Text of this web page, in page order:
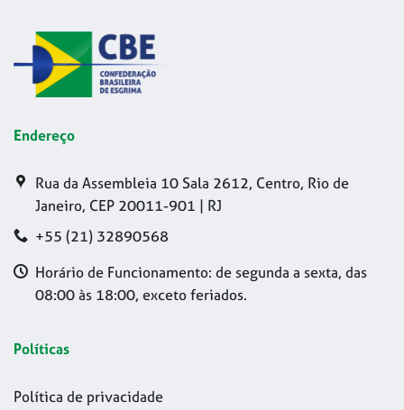
Endereço
Rua da Assembleia 10 Sala 2612, Centro, Rio de
Janeiro, CEP 20011-901 | RJ
+55 (21) 32890568
Horário de Funcionamento: de segunda a sexta, das
08:00 às 18:00, exceto feriados.
Políticas
Política de privacidade